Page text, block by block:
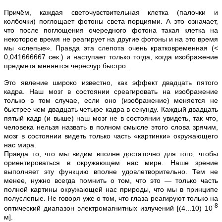
Причём, каждая светочувствительная клетка (палочки и
колбочки) поглощает фотоны света порциями. А это означает,
что после поглощения очередного фотона такая клетка на
некоторое время не реагирует на другие фотоны и на это время
мы «слепые». Правда эта слепота очень кратковременная (<
0,041666667 сек.) и наступает только тогда, когда изображение
предмета меняется чересчур быстро.
Это явление широко известно, как эффект двадцать пятого
кадра. Наш мозг в состоянии среагировать на изображение
только в том случае, если оно (изображение) меняется не
быстрее чем двадцать четыре кадра в секунду. Каждый двадцать
пятый кадр (и выше) наш мозг не в состоянии увидеть, так что,
человека нельзя назвать в полном смысле этого слова зрячим,
мозг в состоянии видеть только часть «картинки» окружающего
нас мира.
Правда то, что мы видим вполне достаточно для того, чтобы
ориентироваться в окружающем нас мире. Наше зрение
выполняет эту функцию вполне удовлетворительно. Тем не
менее, нужно всегда помнить о том, что это — только часть
полной картины окружающей нас природы, что мы в принципе
полуслепые. Не говоря уже о том, что глаза реагируют только на
оптический диапазон электромагнитных излучений [(4...10) 10-8
м].